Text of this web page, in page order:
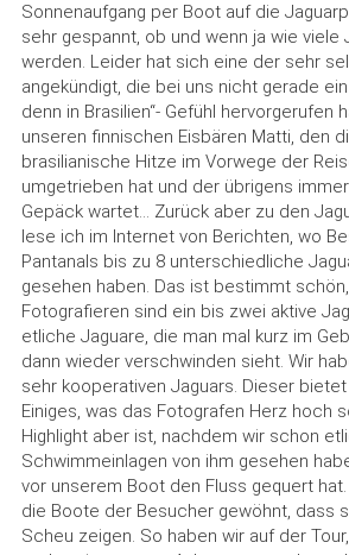
Sonnenaufgang per Boot auf die
sehr gespannt, ob und wenn ja wie viele
werden. Leider hat sich eine der sehr
angekündigt, die bei uns nicht gerade
denn in Brasilien“- Gefühl hervorgerufen
unseren finnischen Eisbären Matti, den
brasilianische Hitze im Vorwege der
umgetrieben hat und der übrigens
Gepäck wartet... Zurück aber zu den
lese ich im Internet von Berichten, wo
Pantanals bis zu 8 unterschiedliche
gesehen haben. Das ist bestimmt
Fotografieren sind ein bis zwei aktive
etliche Jaguare, die man mal kurz im
dann wieder verschwinden sieht. Wir
sehr kooperativen Jaguars. Dieser
Einiges, was das Fotografen Herz hoch
Highlight aber ist, nachdem wir schon
Schwimmeinlagen von ihm gesehen
vor unserem Boot den Fluss gequert
die Boote der Besucher gewöhnt, dass
Scheu zeigen. So haben wir auf der